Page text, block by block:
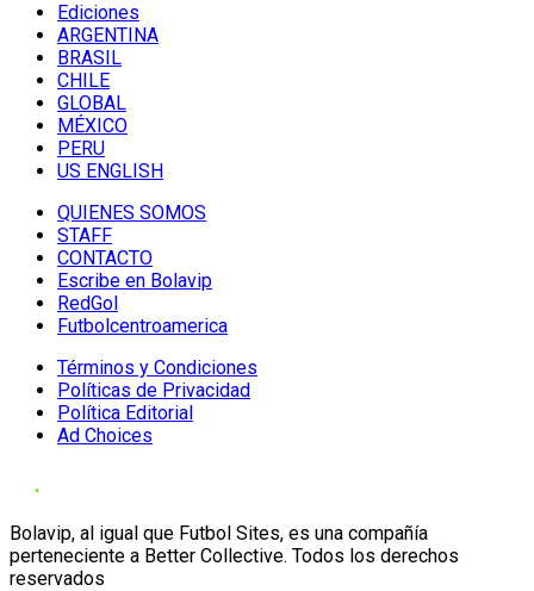
Ediciones
ARGENTINA
BRASIL
CHILE
GLOBAL
MÉXICO
PERU
US ENGLISH
QUIENES SOMOS
STAFF
CONTACTO
Escribe en Bolavip
RedGol
Futbolcentroamerica
Términos y Condiciones
Políticas de Privacidad
Política Editorial
Ad Choices
Bolavip, al igual que Futbol Sites, es una compañía
perteneciente a Better Collective. Todos los derechos
reservados